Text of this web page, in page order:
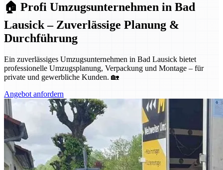
🏠 Profi Umzugsunternehmen in Bad
Lausick – Zuverlässige Planung &
Durchführung
Ein zuverlässiges Umzugsunternehmen in Bad Lausick bietet
professionelle Umzugsplanung, Verpackung und Montage – für
private und gewerbliche Kunden. 🏡
Angebot anfordern